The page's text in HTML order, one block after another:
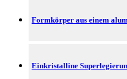
Formkörper aus einem
Einkristalline